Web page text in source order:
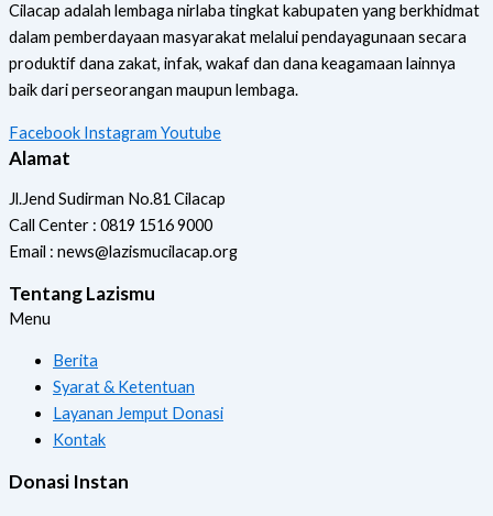
Cilacap adalah lembaga nirlaba tingkat kabupaten yang berkhidmat
dalam pemberdayaan masyarakat melalui pendayagunaan secara
produktif dana zakat, infak, wakaf dan dana keagamaan lainnya
baik dari perseorangan maupun lembaga.
Facebook Instagram Youtube
Alamat
Jl.Jend Sudirman No.81 Cilacap
Call Center : 0819 1516 9000
Email : news@lazismucilacap.org
Tentang Lazismu
Menu
Berita
Syarat & Ketentuan
Layanan Jemput Donasi
Kontak
Donasi Instan